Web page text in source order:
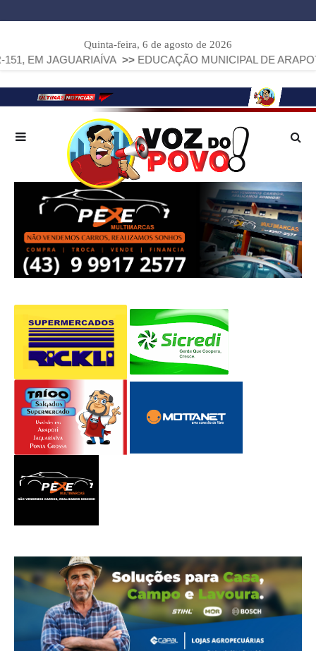
Quinta-feira, 6 de agosto de 2026
>> EDUCAÇÃO MUNICIPAL DE ARAPOTI AVANÇA